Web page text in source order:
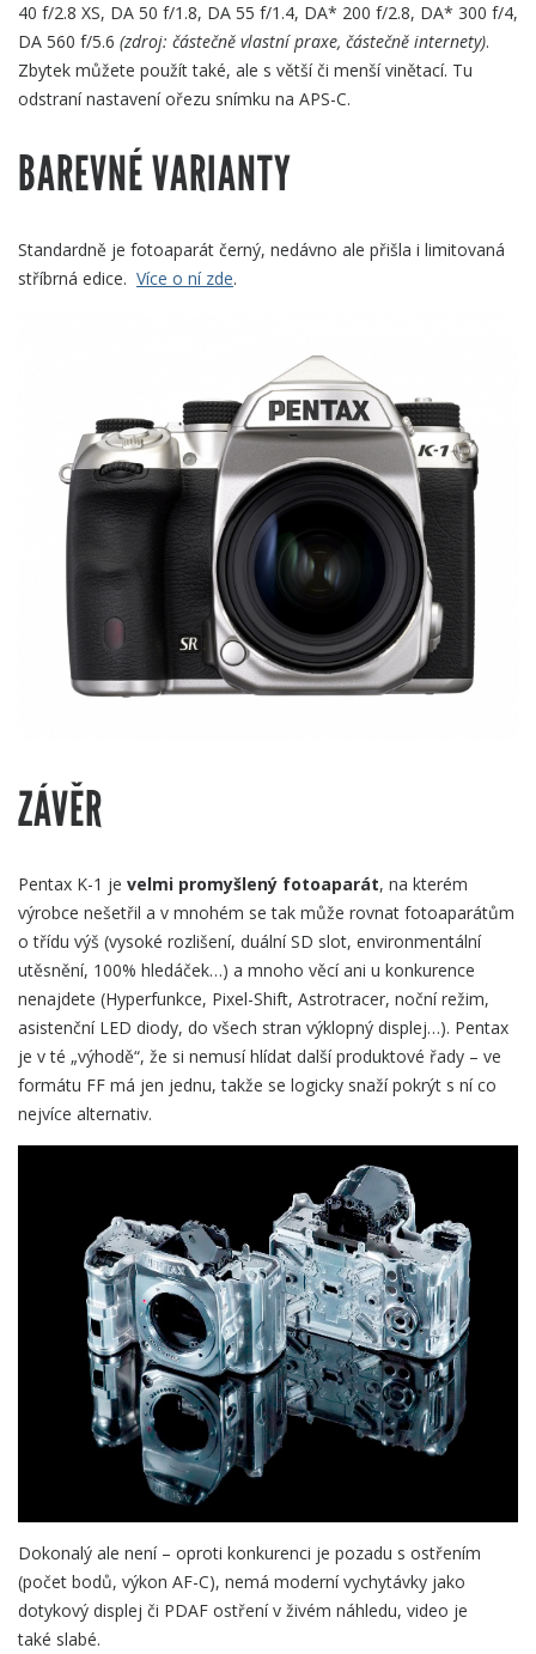
40 f/2.8 XS, DA 50 f/1.8, DA 55 f/1.4, DA* 200 f/2.8, DA* 300 f/4,
DA 560 f/5.6 (zdroj: částečně vlastní praxe, částečně inter­nety).
Zbytek můžete použít také, ale s větší či menší vinětací. Tu
odstraní nastavení ořezu snímku na APS-C.
BAREVNÉ VARIANTY
Standardně je fotoaparát černý, nedávno ale přišla i limitovaná
stříbrná edice. Více o ní zde.
ZÁVĚR
Pentax K-1 je velmi promyšlený fotoaparát, na kterém
výrobce nešetřil a v mnohém se tak může rovnat fotoaparátům
o třídu výš (vysoké rozlišení, duální SD slot, environmentální
utěsnění, 100% hledáček…) a mnoho věcí ani u konkurence
nenajdete (Hyperfunkce, Pixel-Shift, Astrotracer, noční režim,
asistenční LED diody, do všech stran výklopný displej…). Pentax
je v té „výhodě“, že si nemusí hlídat další produktové řady – ve
formátu FF má jen jednu, takže se logicky snaží pokrýt s ní co
nejvíce alternativ.
Dokonalý ale není – oproti konkurenci je pozadu s ostřením
(počet bodů, výkon AF-C), nemá moderní vychytávky jako
dotykový displej či PDAF ostření v živém náhledu, video je
také slabé.